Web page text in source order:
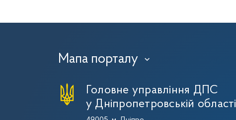
Мапа порталу ›
Головне управління ДПС
у Дніпропетровській області